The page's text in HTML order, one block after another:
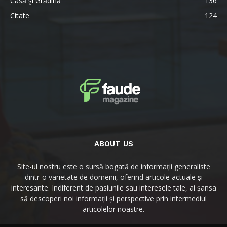
Citate
124
ABOUT US
Site-ul nostru este o sursă bogată de informații generaliste
dintr-o varietate de domenii, oferind articole actuale și
interesante. Indiferent de pasiunile sau interesele tale, ai șansa
să descoperi noi informații și perspective prin intermediul
articolelor noastre.